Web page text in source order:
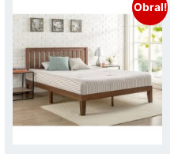
Obral!